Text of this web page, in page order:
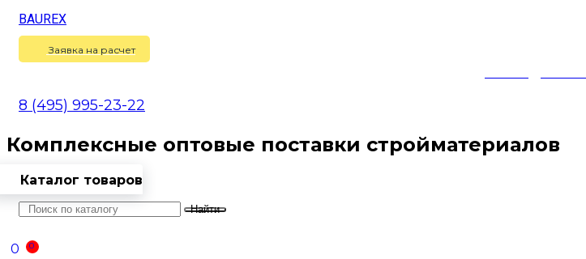
BAUREX
Заявка на расчет
8 (495) 995-23-22
Комплексные оптовые поставки стройматериалов
Каталог товаров
Найти
0
0